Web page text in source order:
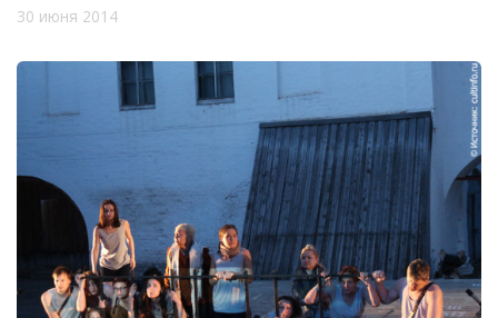
30 июня 2014